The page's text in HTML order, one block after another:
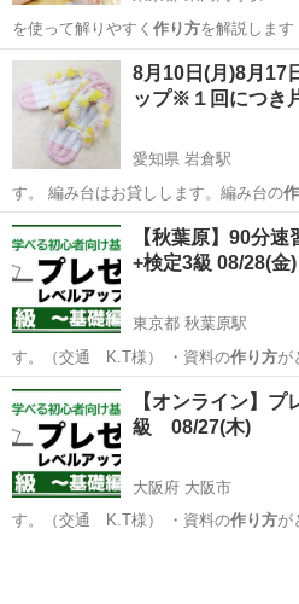
を使って解りやすく 作り方
を説明していきます… 欲しい ・ここの
東京 杉並区 東高円寺駅 ワ
8月10日(月)8月17
ップ※１回につき
愛知県 岩倉駅
す。 編み台はお貸しします。編み台の
日…
愛知 岩倉市 岩倉駅 ワーク
【秋葉原】90分速
+検定3級 08/28(金)
東京都 秋葉原駅
す。（交通 K.T様） ・資料の作り方が
れと最初の…
東京 千代田区 秋葉原駅 セ
【オンライン】
級 08/27(木)
大阪府 大阪市
す。（交通 K.T様） ・資料の作り方が